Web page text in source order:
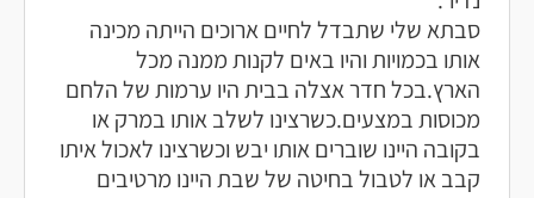
סבתא שלי שתבדל לחיים ארוכים הייתה מכינה
אותו בכמויות והיו באים לקנות ממנה מכל
הארץ.בכל חדר אצלה בבית היו ערמות של הלחם
מכוסות במצעים.כשרצינו לשלב אותו במרק או
בקובה היינו שוברים אותו יבש וכשרצינו לאכול איתו
קבב או לטבול בחיטה של שבת היינו מרטיבים